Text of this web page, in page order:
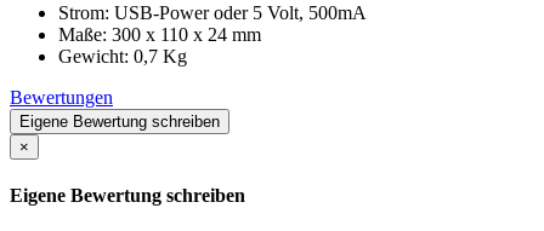
Strom: USB-Power oder 5 Volt, 500mA
Maße: 300 x 110 x 24 mm
Gewicht: 0,7 Kg
Bewertungen
Eigene Bewertung schreiben
×
Eigene Bewertung schreiben